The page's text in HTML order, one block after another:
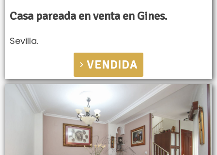
Casa pareada en venta en Gines.
Sevilla.
VENDIDA